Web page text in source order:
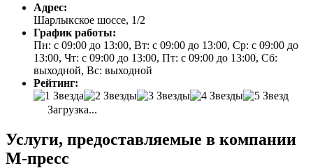
Адрес:
Шарлыкское шоссе, 1/2
График работы:
Пн: с 09:00 до 13:00, Вт: с 09:00 до 13:00, Ср: с 09:00 до
13:00, Чт: с 09:00 до 13:00, Пт: с 09:00 до 13:00, Сб:
выходной, Вс: выходной
Рейтинг:
Загрузка...
Услуги, предоставляемые в компании
М-пресс